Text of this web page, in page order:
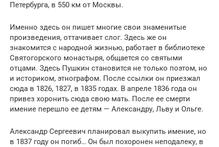
Петербурга, в 550 км от Москвы.
Именно здесь он пишет многие свои знаменитые
произведения, оттачивает слог. Здесь же он
знакомится с народной жизнью, работает в библиотеке
Святогорского монастыря, общается со святыми
отцами. Здесь Пушкин становится не только поэтом, но
и историком, этнографом. После ссылки он приезжал
сюда в 1826, 1827, в 1835 годах. В апреле 1836 года он
привез хоронить сюда свою мать. После ее смерти
имение перешло ее детям — Александру, Льву и Ольге.
Александр Сергеевич планировал выкупить имение, но
в 1837 году он погиб… Он был похоронен неподалеку, в